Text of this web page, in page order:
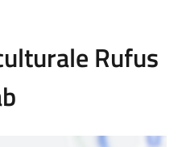
Rufus